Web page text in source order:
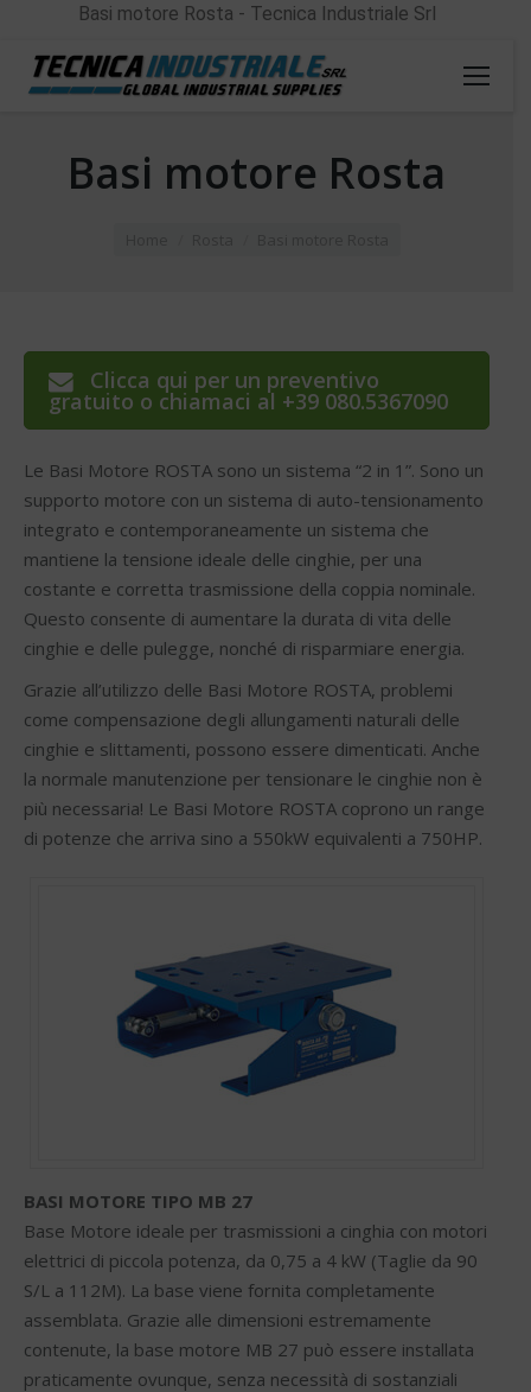
Basi motore Rosta - Tecnica Industriale Srl
Basi motore Rosta
Clicca qui per un preventivo
gratuito o chiamaci al +39 080.5367090
Le Basi Motore ROSTA sono un sistema “2 in 1”. Sono un
supporto motore con un sistema di auto-tensionamento
integrato e contemporaneamente un sistema che
mantiene la tensione ideale delle cinghie, per una
costante e corretta trasmissione della coppia nominale.
Questo consente di aumentare la durata di vita delle
cinghie e delle pulegge, nonché di risparmiare energia.
Grazie all’utilizzo delle Basi Motore ROSTA, problemi
come compensazione degli allungamenti naturali delle
cinghie e slittamenti, possono essere dimenticati. Anche
la normale manutenzione per tensionare le cinghie non è
più necessaria! Le Basi Motore ROSTA coprono un range
di potenze che arriva sino a 550kW equivalenti a 750HP.
BASI MOTORE TIPO MB 27
Base Motore ideale per trasmissioni a cinghia con motori
elettrici di piccola potenza, da 0,75 a 4 kW (Taglie da 90
S/L a 112M). La base viene fornita completamente
assemblata. Grazie alle dimensioni estremamente
contenute, la base motore MB 27 può essere installata
praticamente ovunque, senza necessità di sostanziali